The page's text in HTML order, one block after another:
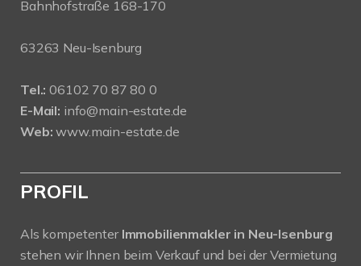
Bahnhofstraße 168-170
63263 Neu-Isenburg
Tel.: 06102 70 87 80 0
E-Mail: info@main-estate.de
Web: www.main-estate.de
PROFIL
Als kompetenter Immobilienmakler in Neu-Isenburg
stehen wir Ihnen beim Verkauf und bei der Vermietung